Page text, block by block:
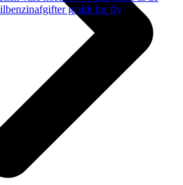
gjaldt for fly